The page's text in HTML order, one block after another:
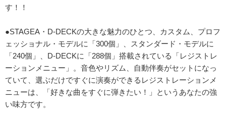
す！！
●STAGEA・D-DECKの大きな魅力のひとつ、カスタム、プロフ
ェッショナル・モデルに「300個」、スタンダード・モデルに
「240個」、D-DECKに「288個」搭載されている「レジストレ
ーションメニュー」。音色やリズム、自動伴奏がセットになっ
ていて、選ぶだけですぐに演奏ができるレジストレーションメ
ニューは、「好きな曲をすぐに弾きたい！」というあなたの強
い味方です。